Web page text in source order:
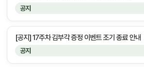
공지
공지
[공지] 17주차 김부각 증정 이벤트 조기 종료 안내